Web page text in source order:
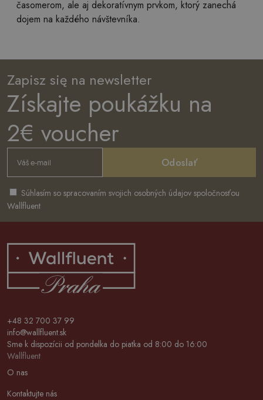
časomerom, ale aj dekoratívnym prvkom, ktorý zanechá
dojem na každého návštevníka.
Zapisz się na newsletter
Získajte poukážku na
2€ voucher
Odoslať
Súhlasím so spracovaním svojich osobných údajov spoločnosťou
Wallfluent
+48 32 700 37 99
info@wallfluent.sk
Sme k dispozícii od pondelka do piatka od 8:00 do 16:00
Wallfluent
O nas
Kontaktujte nás